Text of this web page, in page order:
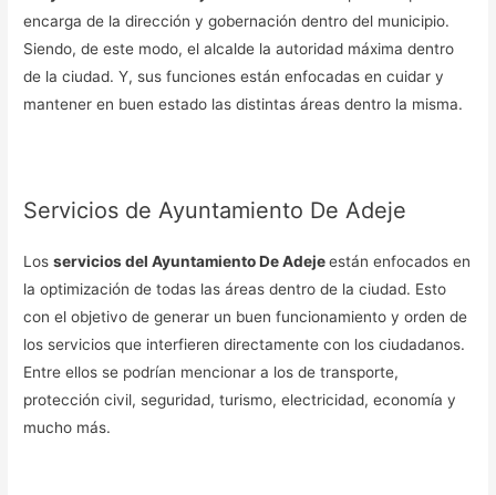
encarga de la dirección y gobernación dentro del municipio.
Siendo, de este modo, el alcalde la autoridad máxima dentro
de la ciudad. Y, sus funciones están enfocadas en cuidar y
mantener en buen estado las distintas áreas dentro la misma.
Servicios de Ayuntamiento De Adeje
Losservicios del Ayuntamiento De Adejeestán enfocados en
la optimización de todas las áreas dentro de la ciudad. Esto
con el objetivo de generar un buen funcionamiento y orden de
los servicios que interfieren directamente con los ciudadanos.
Entre ellos se podrían mencionar a los de transporte,
protección civil, seguridad, turismo, electricidad, economía y
mucho más.